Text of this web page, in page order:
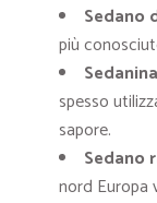
Sedano
più
Sedanina
spesso
sapore.
Sedano
nord Europa